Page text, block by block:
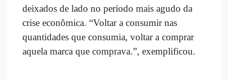
deixados de lado no período mais agudo da
crise econômica. “Voltar a consumir nas
quantidades que consumia, voltar a comprar
aquela marca que comprava.”, exemplificou.